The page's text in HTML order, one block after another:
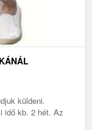
küldeni.
idő kb. 2 hét. Az